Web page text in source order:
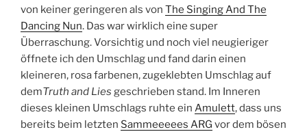
von keiner geringeren als von The Singing And The
Dancing Nun. Das war wirklich eine super
Überraschung. Vorsichtig und noch viel neugieriger
öffnete ich den Umschlag und fand darin einen
kleineren, rosa farbenen, zugeklebten Umschlag auf
demTruth and Lies geschrieben stand. Im Inneren
dieses kleinen Umschlags ruhte ein Amulett, dass uns
bereits beim letzten Sammeeeees ARG vor dem bösen